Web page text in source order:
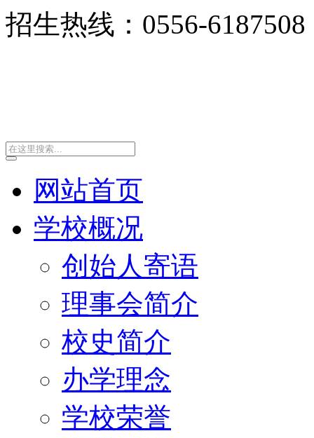
招生热线：0556-6187508
网站首页
学校概况
创始人寄语
理事会简介
校史简介
办学理念
学校荣誉